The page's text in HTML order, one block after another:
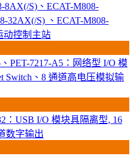
8AX(/S)、ECAT-M808-
32AX(/S) 、ECAT-M808-
动控制主站
PET-7217-A5：网络型 I/O 模
Switch、8 通道高电压模拟输
：USB I/O 模块具隔离型, 16
数字输出